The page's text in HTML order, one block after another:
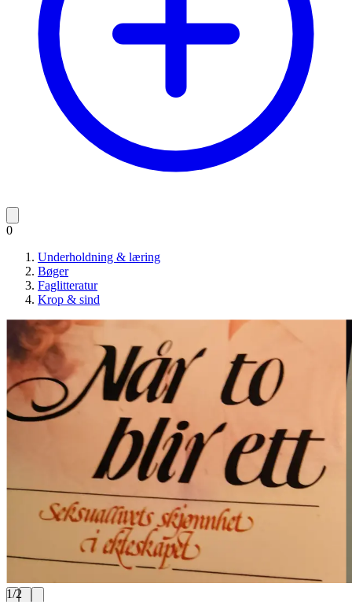
0
Underholdning & læring
Bøger
Faglitteratur
Krop & sind
1/2